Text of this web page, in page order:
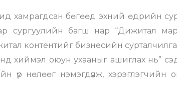
хамрагдсан бөгөөд эхний өдрийн
сургуулийн багш нар “Дижитал
контентийг бизнесийн
хиймэл оюун ухааныг ашиглах нь”
нөлөөг нэмэгдүүлж, хэрэглэгчийн